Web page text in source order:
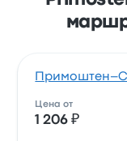
Цена от
1 206 ₽